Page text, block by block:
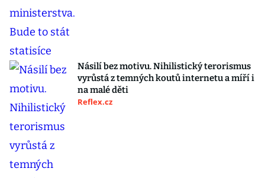
Násilí bez motivu. Nihilistický terorismus
vyrůstá z temných koutů internetu a míří i
na malé děti
Reflex.cz